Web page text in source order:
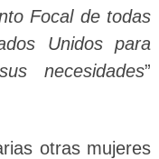
Focal de todas
Unidos para
necesidades”
otras mujeres